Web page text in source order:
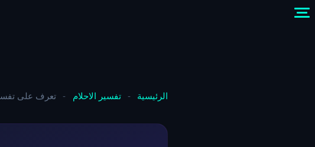
الرئيسية - تفسير الاحلام - تعرف على